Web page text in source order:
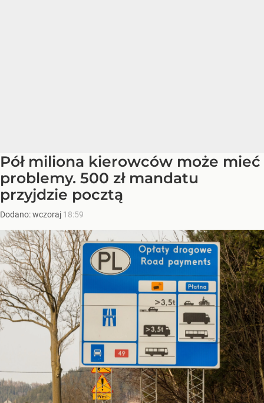
Pół miliona kierowców może mieć
problemy. 500 zł mandatu
przyjdzie pocztą
Dodano:wczoraj 18:59